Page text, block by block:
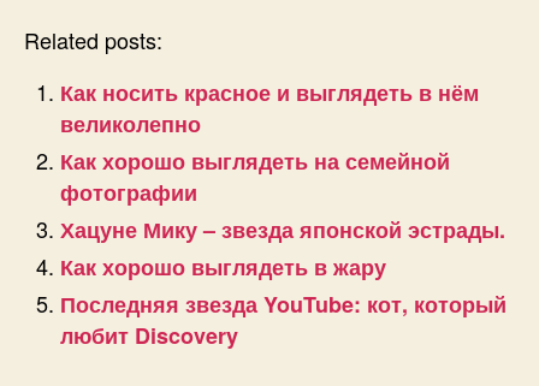
Related posts:
Как носить красное и выглядеть в нём
великолепно
Как хорошо выглядеть на семейной
фотографии
Хацуне Мику – звезда японской эстрады.
Как хорошо выглядеть в жару
Последняя звезда YouTube: кот, который
любит Discovery